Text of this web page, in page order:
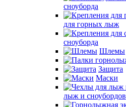
сноуборда
для горных лыж
сноуборда
Шлемы
Защита
Маски
лыж и сноубордов